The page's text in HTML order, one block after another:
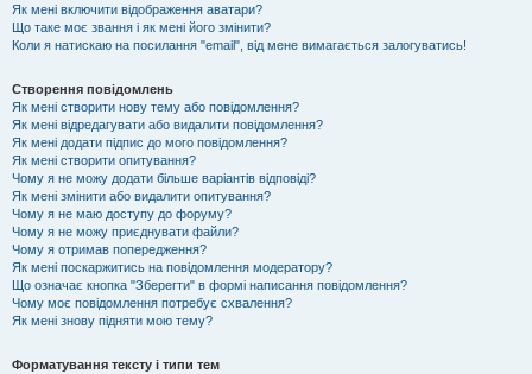
Як мені включити відображення аватари?
Що таке моє звання і як мені його змінити?
Коли я натискаю на посилання "email", від мене вимагається залогуватись!
Створення повідомлень
Як мені створити нову тему або повідомлення?
Як мені відредагувати або видалити повідомлення?
Як мені додати підпис до мого повідомлення?
Як мені створити опитування?
Чому я не можу додати більше варіантів відповіді?
Як мені змінити або видалити опитування?
Чому я не маю доступу до форуму?
Чому я не можу приєднувати файли?
Чому я отримав попередження?
Як мені поскаржитись на повідомлення модератору?
Що означає кнопка "Зберегти" в формі написання повідомлення?
Чому моє повідомлення потребує схвалення?
Як мені знову підняти мою тему?
Форматування тексту і типи тем